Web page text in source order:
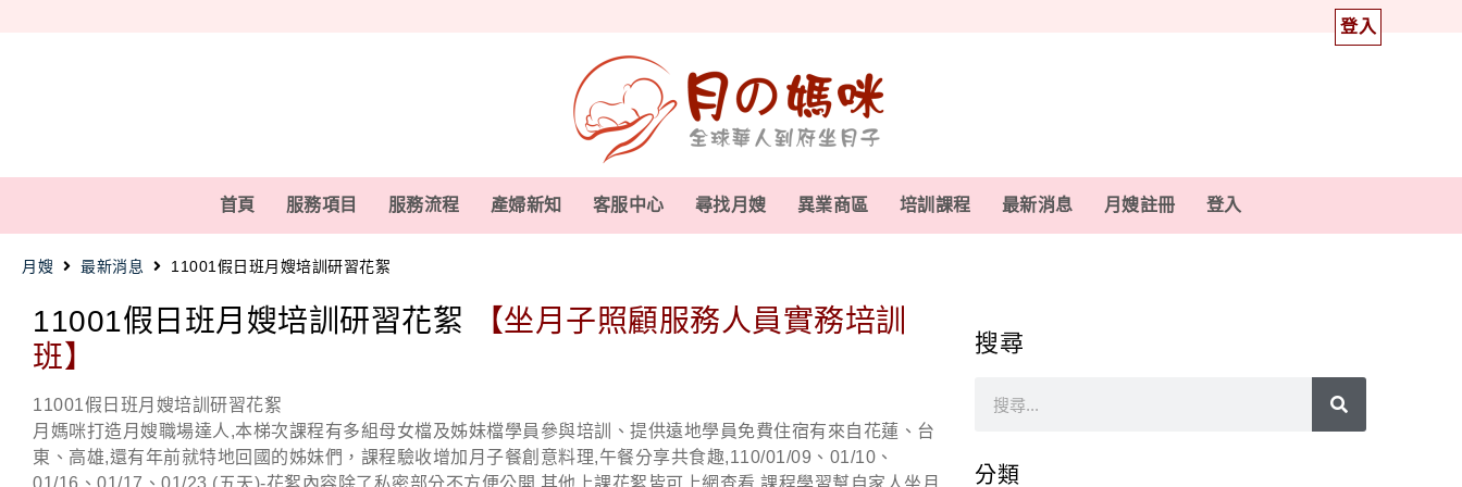
登入
首頁 服務項目 服務流程 產婦新知 客服中心 尋找月嫂 異業商區 培訓課程 最新消息 月嫂註冊 登入
月嫂 最新消息 11001假日班月嫂培訓研習花絮
11001假日班月嫂培訓研習花絮
【坐月子照顧服務人員實務培訓
班】
11001假日班月嫂培訓研習花絮
月媽咪打造月嫂職場達人,本梯次課程有多組母女檔及姊妹檔學員參與培訓、提供遠地學員免費住宿有來自花蓮、台
東、高雄,還有年前就特地回國的姊妹們，課程驗收增加月子餐創意料理,午餐分享共食趣,110/01/09、01/10、
01/16、01/17、01/23 (五天)-花絮內容除了私密部分不方便公開,其他上課花絮皆可上網查看,課程學習幫自家人坐月
搜尋
分類